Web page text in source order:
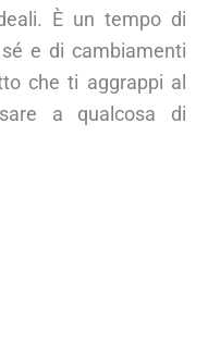
È un tempo di
e di cambiamenti
che ti aggrappi al
a qualcosa di